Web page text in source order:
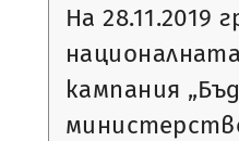
На 28.11.2019
кампания